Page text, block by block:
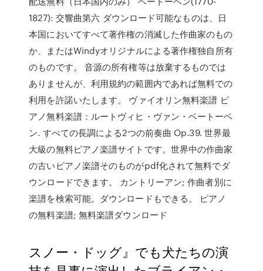
1827): 交響曲第六 ダウンロード可能なものは、日
本国においてすべて著作権の消滅した作曲家のもの
か、またはWindyオリジナルによる著作権独自所有
のものです。 音源の所有権等は放棄するものでは
ありませんが、利用規約の範囲内であれば無料での
利用を許諾いたします。 ヴァイオリン無料楽譜 ピ
アノ無料楽譜：ルートヴィヒ・ヴァン・ベートーベ
ン. すべての長調による2つの前奏曲 Op.39. 世界最
大級の無料ピアノ楽譜サイトです。世界中の作曲家
の古いピアノ楽譜そのものがpdf化されて無料でダ
ウンロードできます。 カントリーアン; 作曲者別に
楽譜を検索可能。ダウンロードもできる。 ピアノ
の無料楽譜; 無料楽譜ダウンロード
スノー・ドッグ』でも犬たちの演